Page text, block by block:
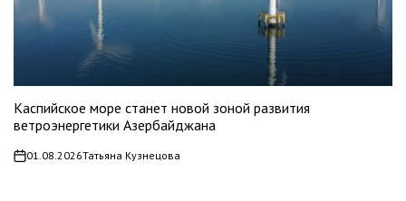
Каспийское море станет новой зоной развития
ветроэнергетики Азербайджана
on01.08.2026Татьяна Кузнецова